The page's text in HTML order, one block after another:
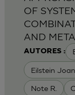
AUTORES :
Eilstein Joan
Note R.
OF
AND